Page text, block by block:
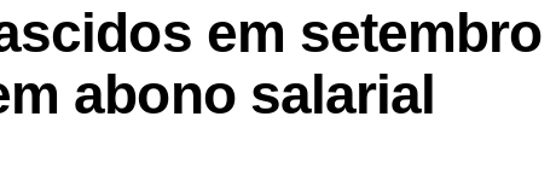
em setembro
abono salarial